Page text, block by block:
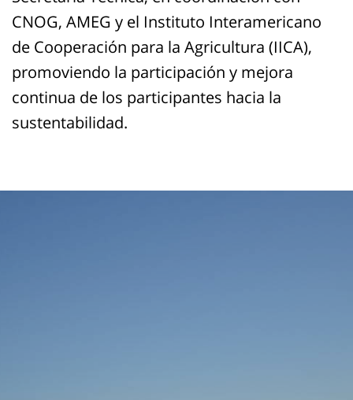
CNOG, AMEG y el Instituto Interamericano
de Cooperación para la Agricultura (IICA),
promoviendo la participación y mejora
continua de los participantes hacia la
sustentabilidad.